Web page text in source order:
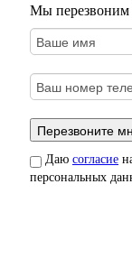
Мы перезвоним
Даю согласие
персональных